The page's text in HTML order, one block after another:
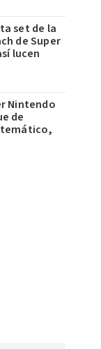
set de la
de Super
lucen
Nintendo
de